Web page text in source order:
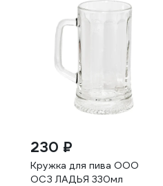
230 ₽
Кружка для пива ООО
ОСЗ ЛАДЬЯ 330мл